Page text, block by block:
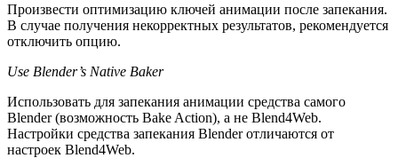
Произвести оптимизацию ключей анимации после запекания.
В случае получения некорректных результатов, рекомендуется
отключить опцию.
Use Blender’s Native Baker
Использовать для запекания анимации средства самого
Blender (возможность Bake Action), а не Blend4Web.
Настройки средства запекания Blender отличаются от
настроек Blend4Web.